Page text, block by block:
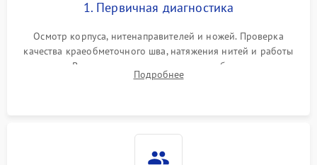
защиты от засоров
500 ₽ Подробнее →
1. Первичная диагностика
Осмотр корпуса, нитенаправителей и ножей. Проверка
качества краеобметочного шва, натяжения нитей и работы
педали. Выявление пропусков стежков, обрывов нити,
заклинивания или тупого среза ткани на тестовом образце.
Подробнее